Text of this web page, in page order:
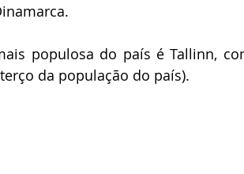
populosa do país é Tallinn,
da população do país).